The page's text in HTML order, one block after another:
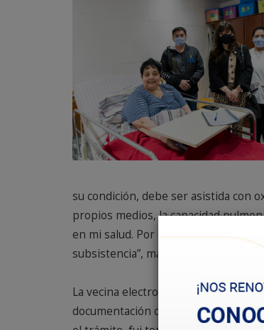
su condición, debe ser asistida con
propios medios, la capacidad
en mi salud. Por eso, hago uso de
subsistencia”, manifestó desde su
La vecina electrodependiente,
documentación correspondiente en